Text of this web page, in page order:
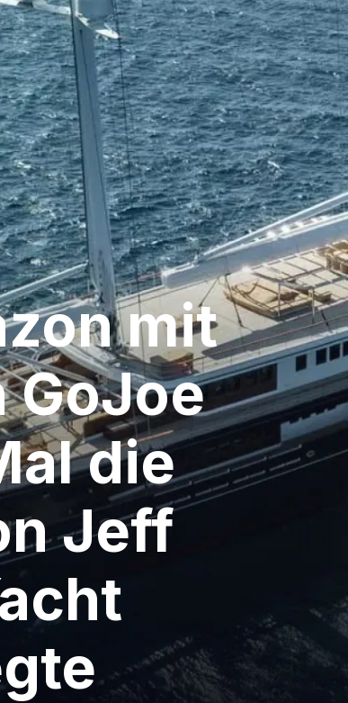
mit
GoJoe
die
Jeff